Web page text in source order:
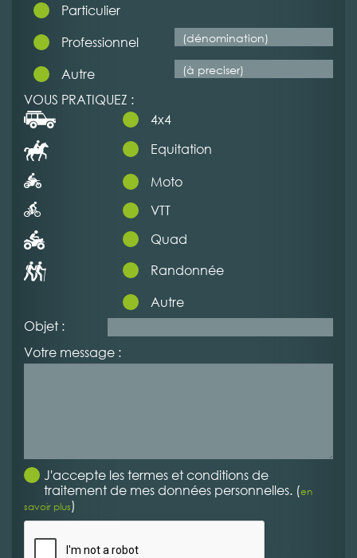
Particulier
Professionnel
Autre
VOUS PRATIQUEZ :
4x4
Equitation
Moto
VTT
Quad
Randonnée
Autre
Objet :
Votre message :
J'accepte les termes et conditions de
traitement de mes données personnelles. (en
savoir plus)